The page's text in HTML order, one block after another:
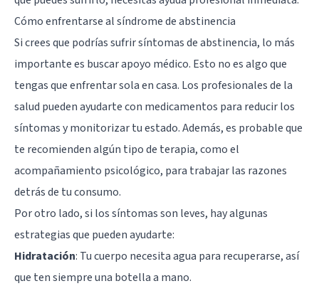
Cómo enfrentarse al síndrome de abstinencia
Si crees que podrías sufrir síntomas de abstinencia, lo más
importante es buscar apoyo médico. Esto no es algo que
tengas que enfrentar sola en casa. Los profesionales de la
salud pueden ayudarte con medicamentos para reducir los
síntomas y monitorizar tu estado. Además, es probable que
te recomienden algún tipo de terapia, como el
acompañamiento psicológico, para trabajar las razones
detrás de tu consumo.
Por otro lado, si los síntomas son leves, hay algunas
estrategias que pueden ayudarte:
Hidratación: Tu cuerpo necesita agua para recuperarse, así
que ten siempre una botella a mano.